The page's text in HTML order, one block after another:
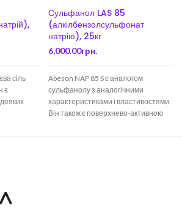
сіль
є
Сульфанол LAS 85
(алкілбензолсульфонат
натрію), 25кг
6,000.00грн.
Abeson NAP 85 S є аналогом
сульфанолу з аналогічними
характеристиками і властивостями.
Він також є поверхнево-активною